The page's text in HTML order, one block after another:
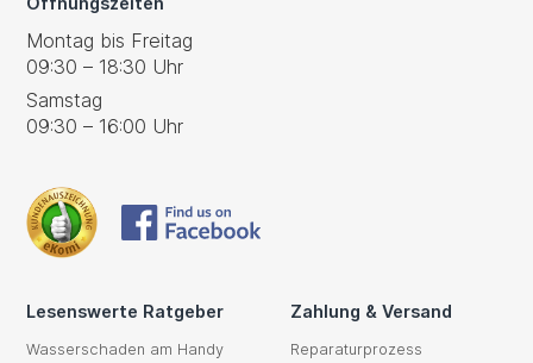
Montag bis Freitag
09:30 – 18:30 Uhr
Samstag
09:30 – 16:00 Uhr
Lesenswerte Ratgeber
Wasserschaden am Handy
Zahlung & Versand
Reparaturprozess